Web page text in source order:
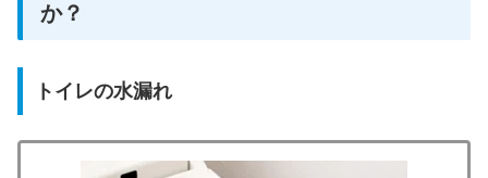
か？
トイレの水漏れ